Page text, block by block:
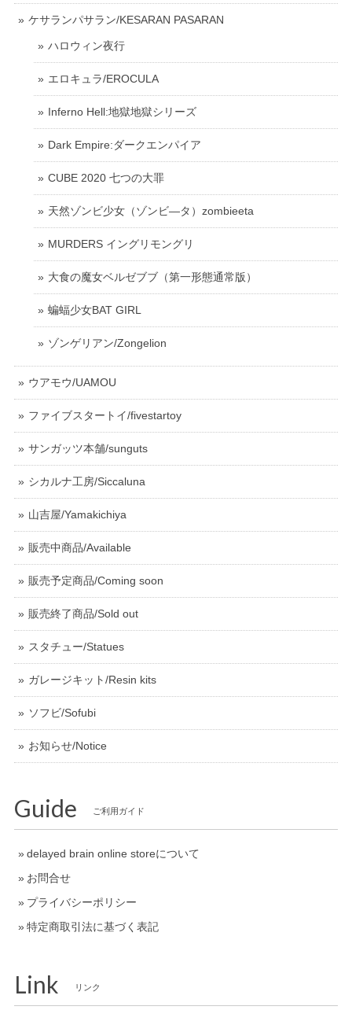
ケサランパサラン/KESARAN PASARAN
ハロウィン夜行
エロキュラ/EROCULA
Inferno Hell:地獄地獄シリーズ
Dark Empire:ダークエンパイア
CUBE 2020 七つの大罪
天然ゾンビ少女（ゾンビ―タ）zombieeta
MURDERS イングリモングリ
大食の魔女ベルゼブブ（第一形態通常版）
蝙蝠少女BAT GIRL
ゾンゲリアン/Zongelion
ウアモウ/UAMOU
ファイブスタートイ/fivestartoy
サンガッツ本舗/sunguts
シカルナ工房/Siccaluna
山吉屋/Yamakichiya
販売中商品/Available
販売予定商品/Coming soon
販売終了商品/Sold out
スタチュー/Statues
ガレージキット/Resin kits
ソフビ/Sofubi
お知らせ/Notice
Guide ご利用ガイド
delayed brain online storeについて
お問合せ
プライバシーポリシー
特定商取引法に基づく表記
Link リンク